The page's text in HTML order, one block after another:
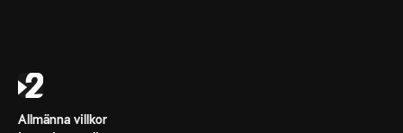
Allmänna villkor